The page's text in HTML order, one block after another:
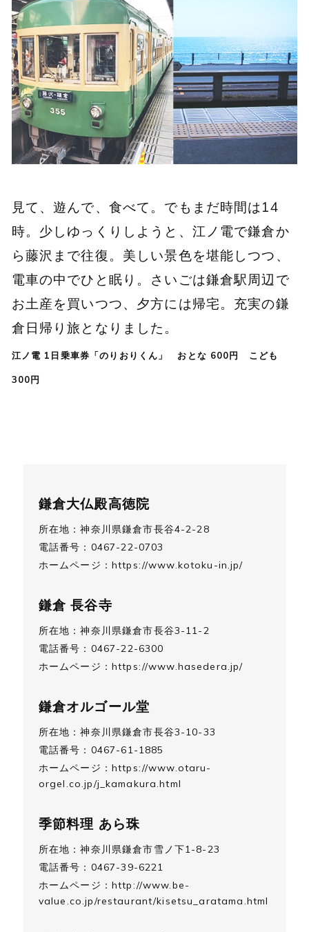
見て、遊んで、食べて。でもまだ時間は14
時。少しゆっくりしようと、江ノ電で鎌倉か
ら藤沢まで往復。美しい景色を堪能しつつ、
電車の中でひと眠り。さいごは鎌倉駅周辺で
お土産を買いつつ、夕方には帰宅。充実の鎌
倉日帰り旅となりました。
江ノ電 1日乗車券「のりおりくん」 おとな 600円 こども
300円
鎌倉大仏殿高徳院
所在地：神奈川県鎌倉市長谷4-2-28
電話番号：0467-22-0703
ホームページ： https://www.kotoku-in.jp/
鎌倉 長谷寺
所在地：神奈川県鎌倉市長谷3-11-2
電話番号：0467-22-6300
ホームページ： https://www.hasedera.jp/
鎌倉オルゴール堂
所在地：神奈川県鎌倉市長谷3-10-33
電話番号：0467-61-1885
ホームページ： https://www.otaru-
orgel.co.jp/j_kamakura.html
季節料理 あら珠
所在地：神奈川県鎌倉市雪ノ下1-8-23
電話番号：0467-39-6221
ホームページ： http://www.be-
value.co.jp/restaurant/kisetsu_aratama.html